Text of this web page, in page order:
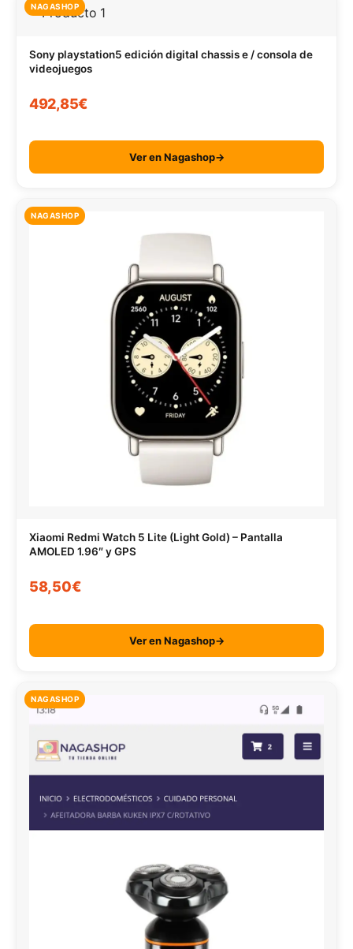
NAGASHOP
Sony playstation5 edición digital chassis e / consola de
videojuegos
492,85€
Ver en Nagashop→
NAGASHOP
Xiaomi Redmi Watch 5 Lite (Light Gold) – Pantalla
AMOLED 1.96″ y GPS
58,50€
Ver en Nagashop→
NAGASHOP